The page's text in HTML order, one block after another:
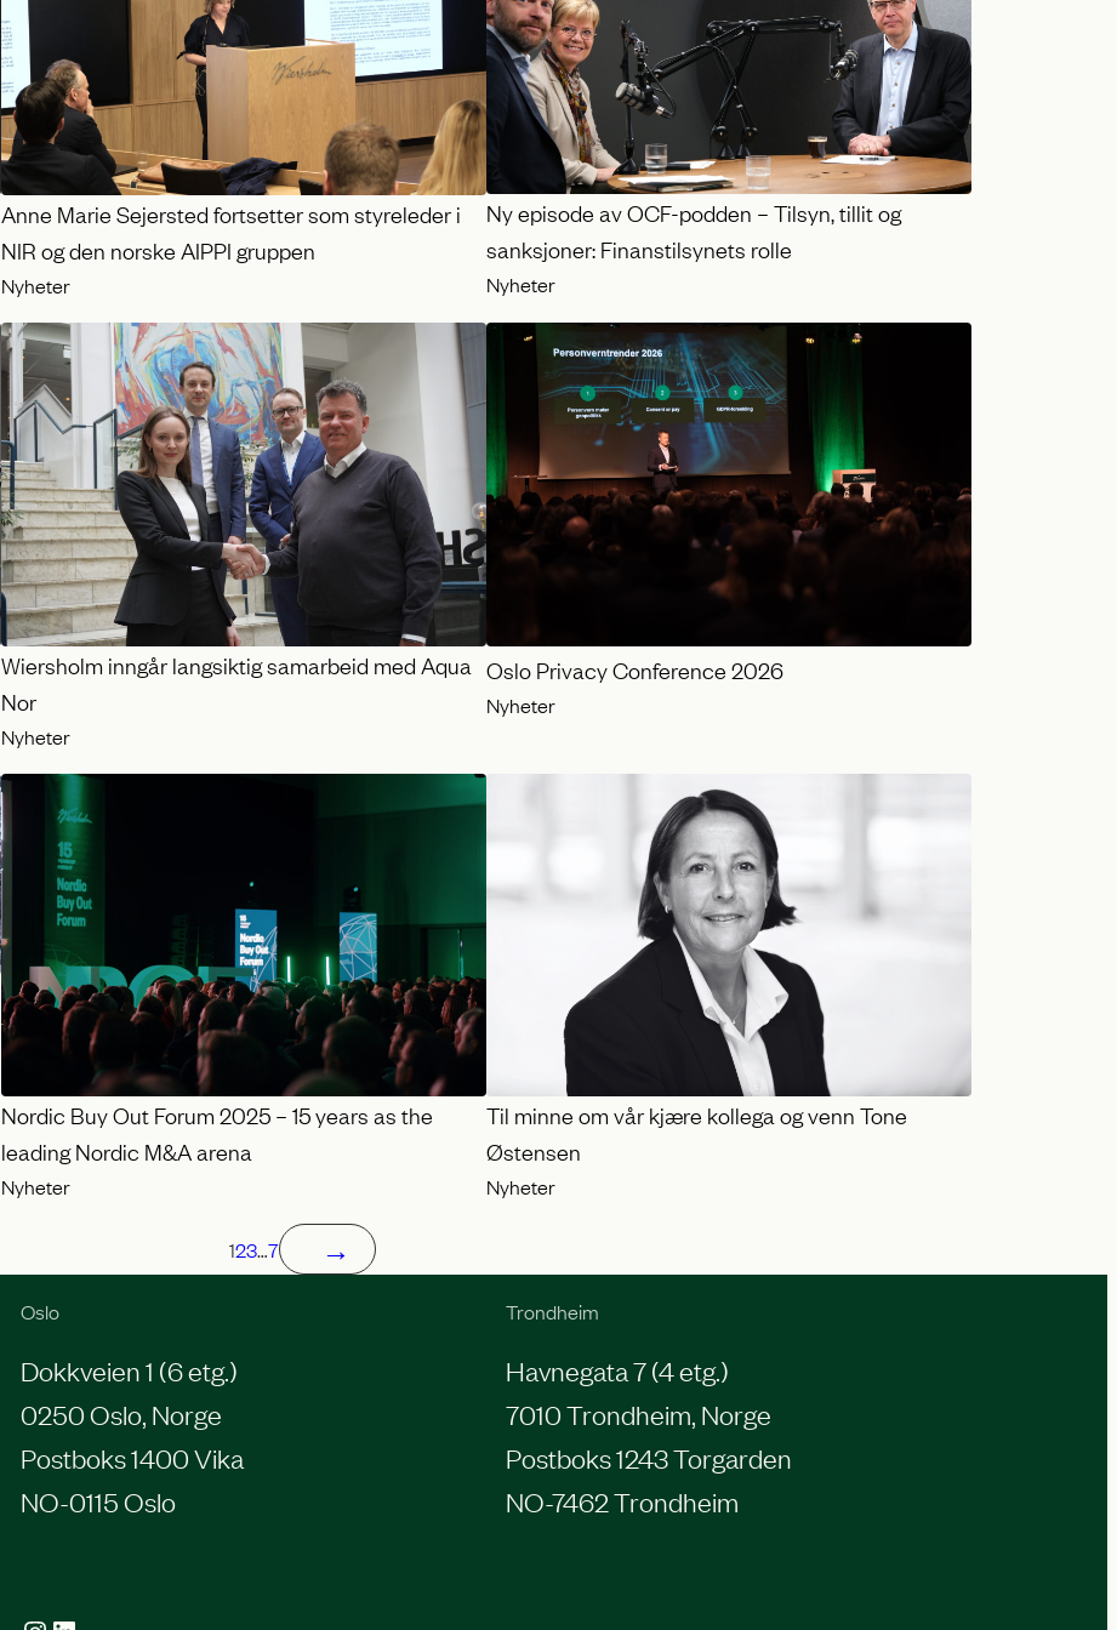
Anne Marie Sejersted fortsetter som styreleder i
NIR og den norske AIPPI gruppen
Nyheter
Ny episode av OCF-podden – Tilsyn, tillit og
sanksjoner: Finanstilsynets rolle
Nyheter
Wiersholm inngår langsiktig samarbeid med Aqua
Nor
Nyheter
Oslo Privacy Conference 2026
Nyheter
Nordic Buy Out Forum 2025 – 15 years as the
leading Nordic M&A arena
Nyheter
Til minne om vår kjære kollega og venn Tone
Østensen
Nyheter
123…7 →
Oslo
Dokkveien 1 (6 etg.)
0250 Oslo, Norge
Postboks 1400 Vika
NO-0115 Oslo
Trondheim
Havnegata 7 (4 etg.)
7010 Trondheim, Norge
Postboks 1243 Torgarden
NO-7462 Trondheim